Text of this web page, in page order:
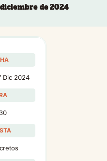
de 2024
Dic 2024